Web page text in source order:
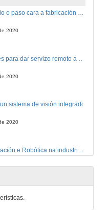
Acelerando o paso cara a fabricación Dixital en tempos sen precedentes
2020
2020
sistema de visión integrado
2020
2020